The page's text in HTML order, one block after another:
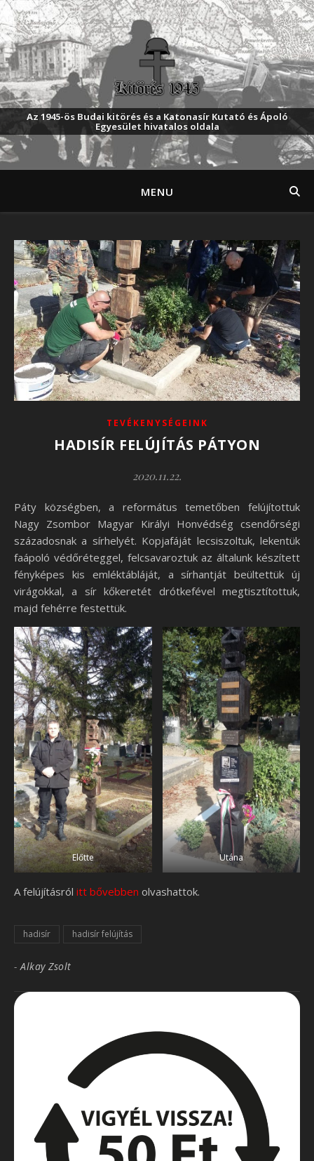
Az 1945-ös Budai kitörés és a Katonasír Kutató és Ápoló
Egyesület hivatalos oldala
MENU
TEVÉKENYSÉGEINK
HADISÍR FELÚJÍTÁS PÁTYON
2020.11.22.
Páty községben, a református temetőben felújítottuk
Nagy Zsombor Magyar Királyi Honvédség csendőrségi
századosnak a sírhelyét. Kopjafáját lecsiszoltuk, lekentük
faápoló védőréteggel, felcsavaroztuk az általunk készített
fényképes kis emléktábláját, a sírhantját beültettük új
virágokkal, a sír kőkeretét drótkefével megtisztítottuk,
majd fehérre festettük.
Előtte Utána
A felújításról itt bővebben olvashattok.
hadisír hadisír felújítás
-Alkay Zsolt